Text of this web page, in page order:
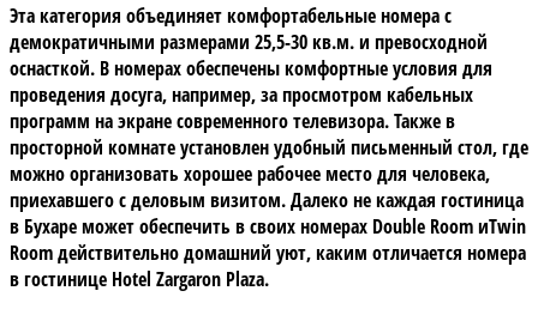
Эта категория объединяет комфортабельные номера с
демократичными размерами 25,5-30 кв.м. и превосходной
оснасткой. В номерах обеспечены комфортные условия для
проведения досуга, например, за просмотром кабельных
программ на экране современного телевизора. Также в
просторной комнате установлен удобный письменный стол, где
можно организовать хорошее рабочее место для человека,
приехавшего с деловым визитом. Далеко не каждая гостиница
в Бухаре может обеспечить в своих номерах Double Room иTwin
Room действительно домашний уют, каким отличается номера
в гостинице Hotel Zargaron Plaza.